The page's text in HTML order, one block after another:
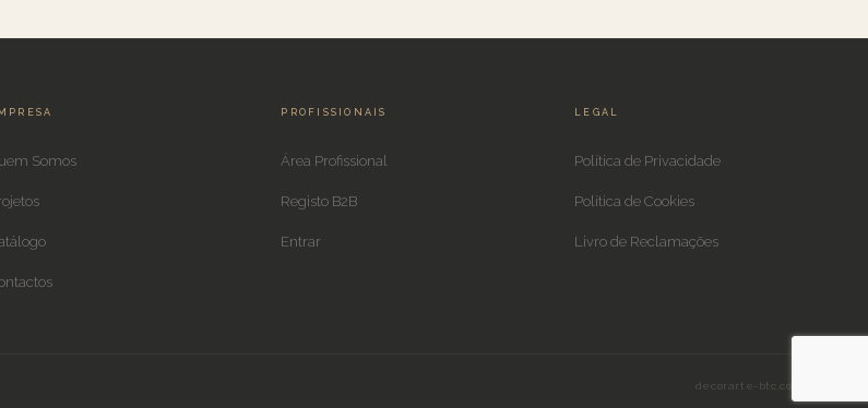
Somos
PROFISSIONAIS
Área Profissional
Registo B2B
Entrar
LEGAL
Política de Privacidade
Política de Cookies
Livro de Reclamações
decorarte-btc.com